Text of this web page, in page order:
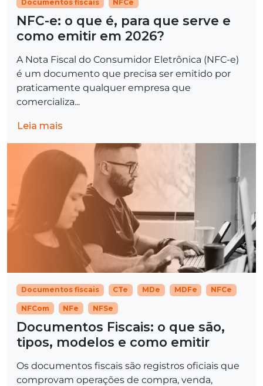
Documentos fiscais NFCe
NFC-e: o que é, para que serve e
como emitir em 2026?
A Nota Fiscal do Consumidor Eletrônica (NFC-e)
é um documento que precisa ser emitido por
praticamente qualquer empresa que
comercializa...
Leia mais
Documentos fiscais CTe MDe MDFe NFCe
NFCom NFe NFSe
Documentos Fiscais: o que são,
tipos, modelos e como emitir
Os documentos fiscais são registros oficiais que
comprovam operações de compra, venda,